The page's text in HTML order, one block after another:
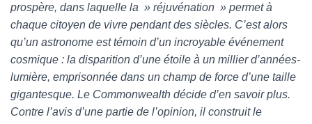
prospère, dans laquelle la » réjuvénation » permet à
chaque citoyen de vivre pendant des siècles. C’est alors
qu’un astronome est témoin d’un incroyable événement
cosmique : la disparition d’une étoile à un millier d’années-
lumière, emprisonnée dans un champ de force d’une taille
gigantesque. Le Commonwealth décide d’en savoir plus.
Contre l’avis d’une partie de l’opinion, il construit le